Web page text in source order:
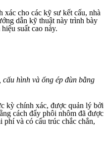
xác cho các kỹ sư kết cấu, nhà
dẫn kỹ thuật này trình bày
suất cao này.
hình và ống ép đùn bằng
kỳ chính xác, được quản lý bởi
cách đẩy phôi nhôm đã được
phí và có cấu trúc chắc chắn,